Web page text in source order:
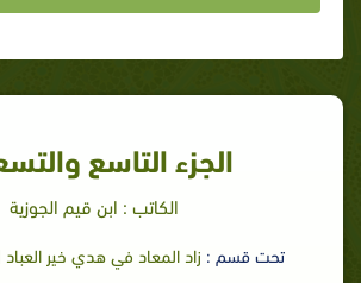
الجزء التاسع
الكاتب : ابن قيم الجوزية
تحت قسم : زاد المعاد في هدي خير